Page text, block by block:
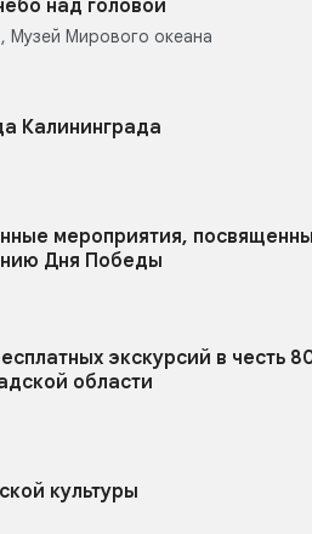
над головой
Музей Мирового океана
Калининграда
мероприятия,
Дня Победы
экскурсий в честь
области
культуры